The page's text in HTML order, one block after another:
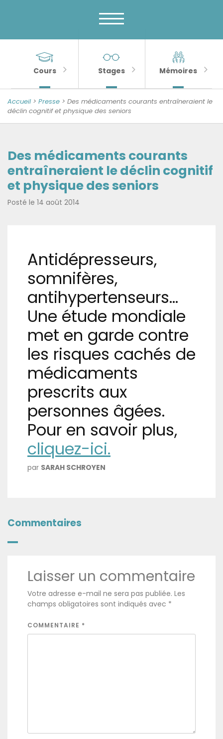
Banner
MENU
Psychologie
de
la
Sénescence
Sections
importantes
Cours Stages Mémoires
Accueil > Presse > Des médicaments courants entraîneraient le
déclin cognitif et physique des seniors
Des médicaments courants
entraîneraient le déclin cognitif
et physique des seniors
Posté le 14 août 2014
Antidépresseurs,
somnifères,
antihypertenseurs…
Une étude mondiale
met en garde contre
les risques cachés de
médicaments
prescrits aux
personnes âgées.
Pour en savoir plus,
cliquez-ici.
par SARAH SCHROYEN
Commentaires
Laisser un commentaire
Votre adresse e-mail ne sera pas publiée. Les
champs obligatoires sont indiqués avec *
COMMENTAIRE *